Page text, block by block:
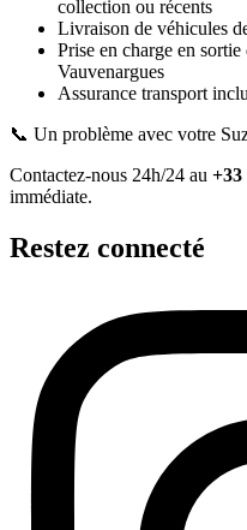
collection ou récents
Livraison de véhicules
Prise en charge en
Vauvenargues
Assurance transport
📞 Un problème avec votre
Contactez-nous 24h/24 au +33
immédiate.
Restez connecté